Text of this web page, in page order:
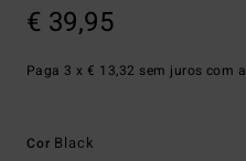
€ 39,95
Paga 3 x € 13,32 sem juros com a
Cor Black